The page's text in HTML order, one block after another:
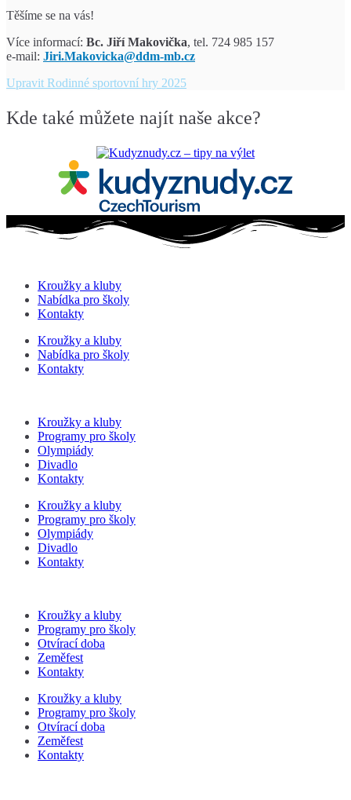
Těšíme se na vás!
Více informací: Bc. Jiří Makovička, tel. 724 985 157
e-mail: Jiri.Makovicka@ddm-mb.cz
Upravit Rodinné sportovní hry 2025
Kde také můžete najít naše akce?
Kroužky a kluby
Nabídka pro školy
Kontakty
Kroužky a kluby
Nabídka pro školy
Kontakty
Kroužky a kluby
Programy pro školy
Olympiády
Divadlo
Kontakty
Kroužky a kluby
Programy pro školy
Olympiády
Divadlo
Kontakty
Kroužky a kluby
Programy pro školy
Otvírací doba
Zeměfest
Kontakty
Kroužky a kluby
Programy pro školy
Otvírací doba
Zeměfest
Kontakty